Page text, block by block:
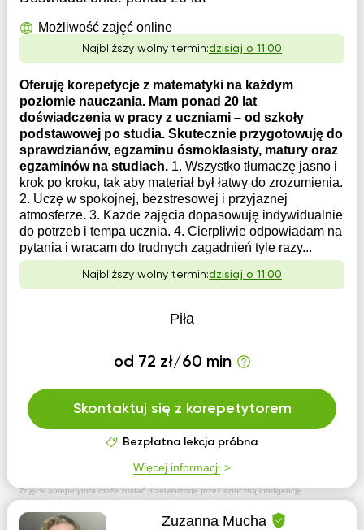
Zdjęcie korepetytora może zostać przetworzone przez sztuczną inteligencję.
Możliwość zajęć online
Najbliższy wolny termin:dzisiaj o 11:00
Oferuję korepetycje z matematyki na każdym
poziomie nauczania. Mam ponad 20 lat
doświadczenia w pracy z uczniami – od szkoły
podstawowej po studia. Skutecznie przygotowuję do
sprawdzianów, egzaminu ósmoklasisty, matury oraz
egzaminów na studiach. 1. Wszystko tłumaczę jasno i
krok po kroku, tak aby materiał był łatwy do zrozumienia.
2. Uczę w spokojnej, bezstresowej i przyjaznej
atmosferze. 3. Każde zajęcia dopasowuję indywidualnie
do potrzeb i tempa ucznia. 4. Cierpliwie odpowiadam na
pytania i wracam do trudnych zagadnień tyle razy...
Najbliższy wolny termin:dzisiaj o 11:00
Piła
od 72 zł/60 min
Skontaktuj się z korepetytorem
Bezpłatna lekcja próbna
Więcej informacji
Zuzanna Mucha